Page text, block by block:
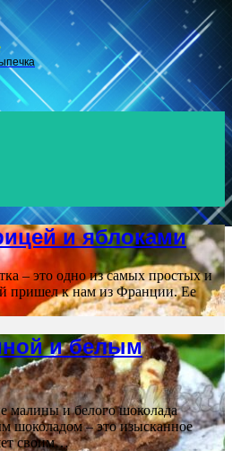
и яблоками
– это одно из самых простых и
пришел к нам из Франции. Ее
и белым
малины и белого шоколада
шоколадом – это изысканное
своим…